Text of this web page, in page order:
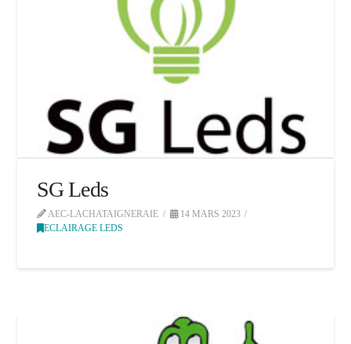
SG Leds
AEC-LACHATAIGNERAIE
14 MARS 2023
ECLAIRAGE LEDS